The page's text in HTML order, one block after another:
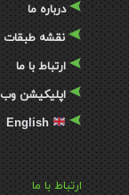
درباره ما
نقشه طبقات
ارتباط با ما
اپلیکیشن وب
English
ارتباط با ما